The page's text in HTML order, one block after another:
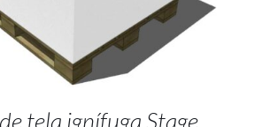
tela ignífuga Stage